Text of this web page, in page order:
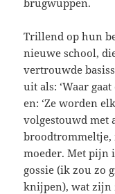
Trillend op hun
nieuwe school,
vertrouwde
uit als: ‘Waar
en: ‘Ze worden
volgestouwd met
broodtrommeltje,
moeder. Met pijn
gossie (ik zou zo
knijpen), wat zijn